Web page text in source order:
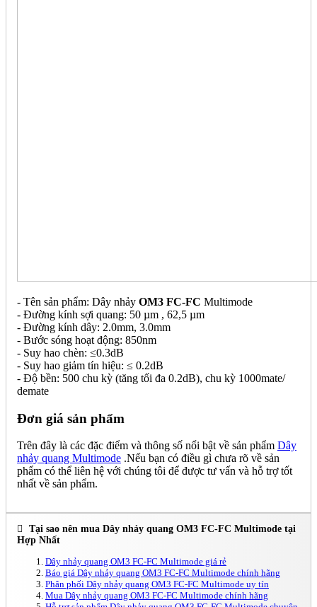
- Tên sản phẩm: Dây nhảy OM3 FC-FC Multimode
- Đường kính sợi quang: 50 µm , 62,5 µm
- Đường kính dây: 2.0mm, 3.0mm
- Bước sóng hoạt động: 850nm
- Suy hao chèn: ≤0.3dB
- Suy hao giảm tín hiệu: ≤ 0.2dB
- Độ bền: 500 chu kỳ (tăng tối đa 0.2dB), chu kỳ 1000mate/
demate
Đơn giá sản phẩm
Trên đây là các đặc điểm và thông số nổi bật về sản phẩm Dây
nhảy quang Multimode .Nếu bạn có điều gì chưa rõ về sản
phẩm có thể liên hệ với chúng tôi để được tư vấn và hỗ trợ tốt
nhất về sản phẩm.
Tại sao nên mua Dây nhảy quang OM3 FC-FC Multimode tại
Hợp Nhất
Dây nhảy quang OM3 FC-FC Multimode giá rẻ
Báo giá Dây nhảy quang OM3 FC-FC Multimode chính hãng
Phân phối Dây nhảy quang OM3 FC-FC Multimode uy tín
Mua Dây nhảy quang OM3 FC-FC Multimode chính hãng